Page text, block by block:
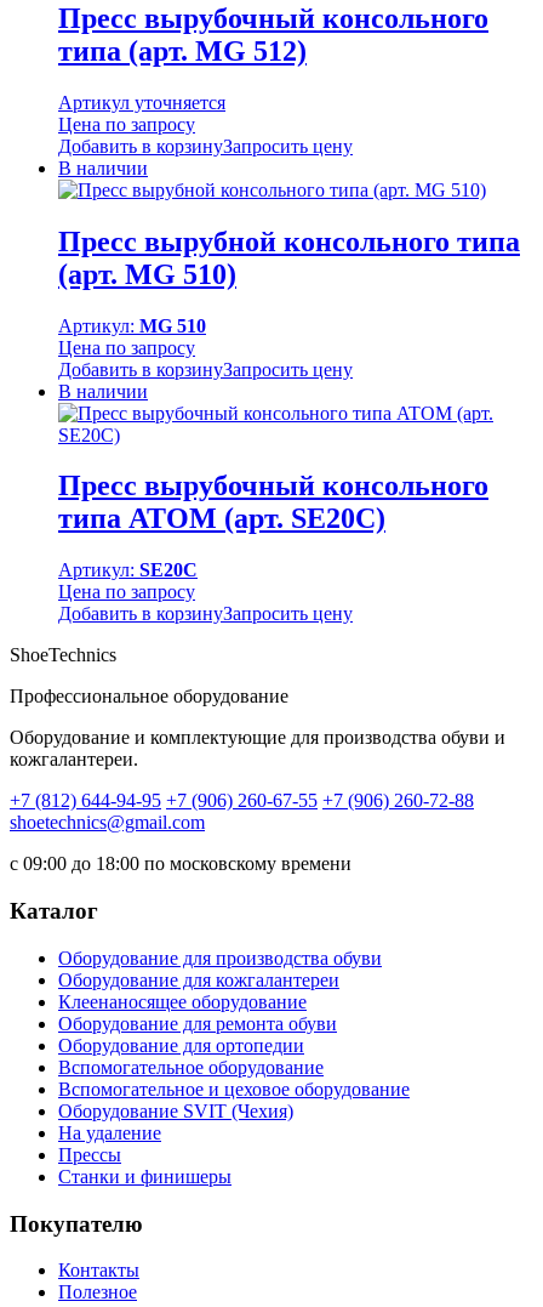
Пресс вырубочный консольного
типа (арт. MG 512)
Артикул уточняется
Цена по запросу
Добавить в корзинуЗапросить цену
В наличии
Пресс вырубной консольного типа
(арт. MG 510)
Артикул: MG 510
Цена по запросу
Добавить в корзинуЗапросить цену
В наличии
Пресс вырубочный консольного
типа ATOM (арт. SE20C)
Артикул: SE20C
Цена по запросу
Добавить в корзинуЗапросить цену
ShoeTechnics
Профессиональное оборудование
Оборудование и комплектующие для производства обуви и
кожгалантереи.
+7 (812) 644-94-95 +7 (906) 260-67-55 +7 (906) 260-72-88
shoetechnics@gmail.com
с 09:00 до 18:00 по московскому времени
Каталог
Оборудование для производства обуви
Оборудование для кожгалантереи
Клеенаносящее оборудование
Оборудование для ремонта обуви
Оборудование для ортопедии
Вспомогательное оборудование
Вспомогательное и цеховое оборудование
Оборудование SVIT (Чехия)
На удаление
Прессы
Станки и финишеры
Покупателю
Контакты
Полезное